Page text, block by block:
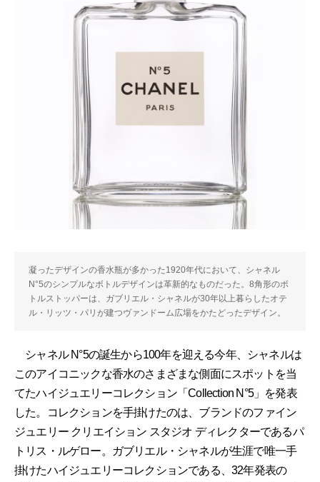
凝ったデザインの香水瓶が多かった1920年代において、シャネル
N°5のシンプルなボトルデザインは革新的なものだった。8角形のボ
トルストッパーは、ガブリエル・シャネルが30年以上暮らしたオテ
ル・リッツ・パリが建つヴァンドーム広場をかたどったデザイン。
シャネル N°5の誕生から100年を迎える今年、シャネルは
このアイコニックな香水のさまざまな側面にスポットを当
てたハイジュエリーコレクション「Collection N°5」を発表
した。コレクションを手掛けたのは、ブランドのファイン
ジュエリー クリエイション スタジオ ディレクターであるパ
トリス・ルゲロー。ガブリエル・シャネルが生涯で唯一手
掛けたハイジュエリーコレクションである、32年発表の